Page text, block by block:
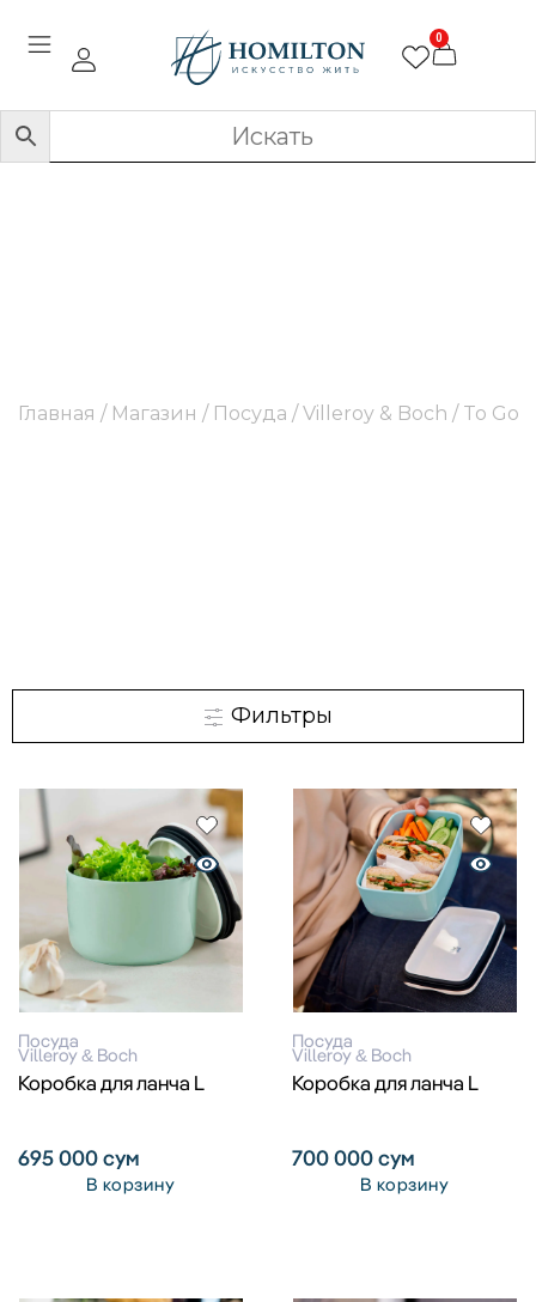
0
Главная / Магазин / Посуда /Villeroy & Boch / To Go
Фильтры
Посуда
Villeroy & Boch
Коробка для ланча L
695 000сум
В корзину
Посуда
Villeroy & Boch
Коробка для ланча L
700 000сум
В корзину